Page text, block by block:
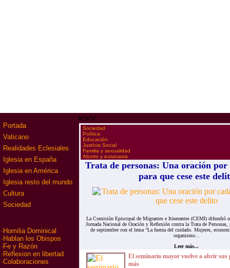
Portada
Vaticano
Realidades Eclesiales
Iglesia en España
Iglesia en América
Iglesia resto del mundo
Cultura
Sociedad
· Homilia Dominical
· Hablan los Obispos
· Fe y Razón
· Reflexion en libertad
·Colaboraciones
www
·Sociedad
·Política
·Educación
·Justícia Social
·Familia y sexualidad
·Aborto y eutanasia
Trata de personas: Una oración
para que cese este
La Comisión Episcopal de Migrantes e Itinerantes (CEMI) difundió
Jornada Nacional de Oración y Reflexión contra la Trata de
de septiembre con el lema “La fuerza del cuidado. Mujeres,
organismo...
Leer más...
El seminario mayor vuelve a abrir
más